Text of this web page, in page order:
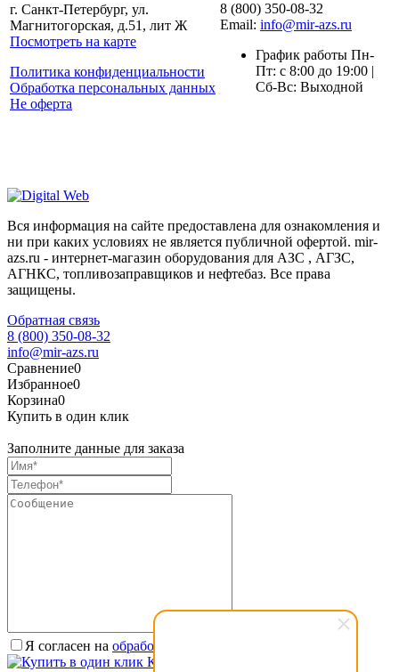
г. Санкт-Петербург, ул.
Магнитогорская, д.51, лит Ж
Посмотреть на карте
Политика конфиденциальности
Обработка персональных данных
Не оферта
8 (800) 350-08-32
Email: info@mir-azs.ru
График работы Пн-
Пт: с 8:00 до 19:00 |
Сб-Вс: Выходной
Вся информация на сайте предоставлена для ознакомления и
ни при каких условиях не является публичной офертой. mir-
azs.ru - интернет-магазин оборудования для АЗС , АГЗС,
АГНКС, топливозаправщиков и нефтебаз. Все права
защищены.
Обратная связь
8 (800) 350-08-32
info@mir-azs.ru
Сравнение0
Избранное0
Корзина0
Купить в один клик
Заполните данные для заказа
Я согласен на обработку персональных данных.
Купить в один клик